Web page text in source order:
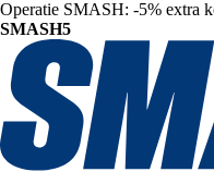
Operatie SMASH: -5% extra
SMASH5